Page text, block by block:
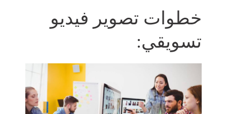
خطوات تصوير فيديو
تسويقي: